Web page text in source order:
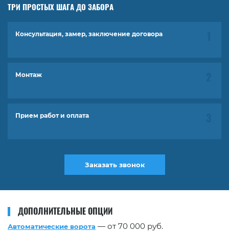
ТРИ ПРОСТЫХ ШАГА ДО ЗАБОРА
Консультация, замер, заключение договора
Монтаж
Прием работ и оплата
Заказать звонок
ДОПОЛНИТЕЛЬНЫЕ ОПЦИИ
Автоматические ворота — от 70 000 руб.